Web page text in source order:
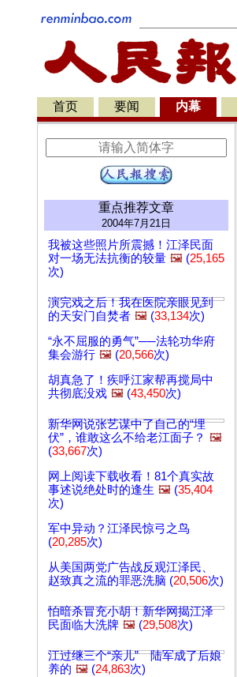
首页 要闻 内幕
重点推荐文章
2004年7月21日
我被这些照片所震撼！江泽民面
对一场无法抗衡的较量 🖼️ (25,165
次)
演完戏之后！我在医院亲眼见到
的天安门自焚者 🖼️ (33,134次)
“永不屈服的勇气”──法轮功华府
集会游行 🖼️ (20,566次)
胡真急了！疾呼江家帮再搅局中
共彻底没戏 🖼️ (43,450次)
新华网说张艺谋中了自己的“埋
伏”，谁敢这么不给老江面子？ 🖼️
(33,667次)
网上阅读下载收看！81个真实故
事述说绝处时的逢生 🖼️ (35,404
次)
军中异动？江泽民惊弓之鸟
(20,285次)
从美国两党广告战反观江泽民、
赵致真之流的罪恶洗脑 (20,506次)
怕暗杀冒充小胡！新华网揭江泽
民面临大洗牌 🖼️ (29,508次)
江过继三个“亲儿” 陆军成了后娘
养的 🖼️ (24,863次)